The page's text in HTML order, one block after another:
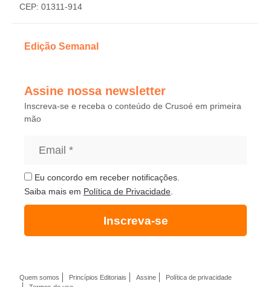
CEP: 01311-914
Edição Semanal
Assine nossa newsletter
Inscreva-se e receba o conteúdo de Crusoé em primeira
mão
Eu concordo em receber notificações.
Saiba mais em Política de Privacidade.
Inscreva-se
Quem somos Princípios Editoriais Assine
Política de privacidade